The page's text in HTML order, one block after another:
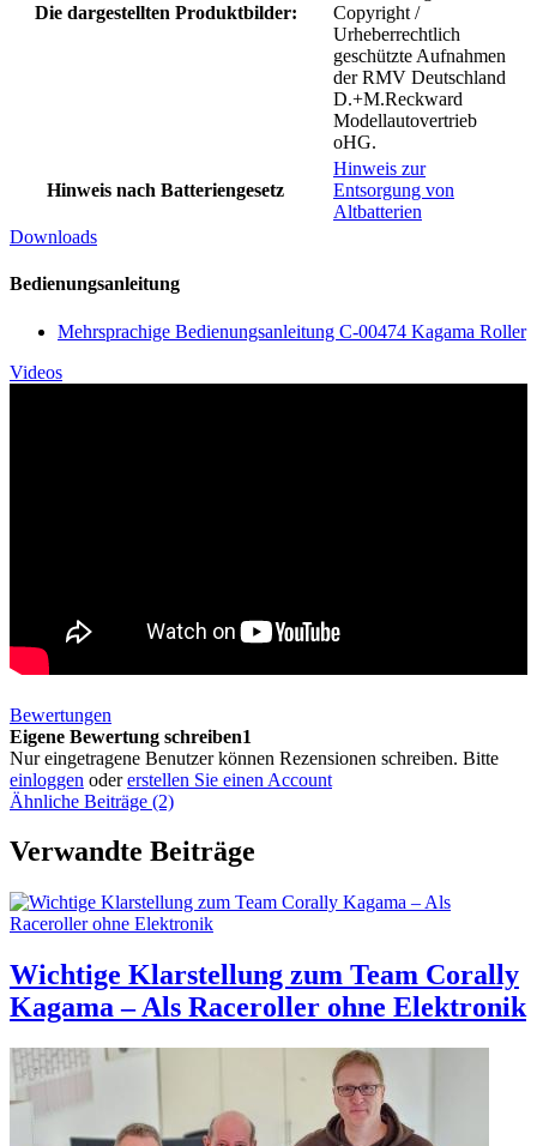
Die dargestellten Produktbilder:
Copyright /
Urheberrechtlich
geschützte Aufnahmen
der RMV Deutschland
D.+M.Reckward
Modellautovertrieb
oHG.
Hinweis nach Batteriengesetz
Hinweis zur
Entsorgung von
Altbatterien
Downloads
Bedienungsanleitung
Mehrsprachige Bedienungsanleitung C-00474 Kagama Roller
Videos
Bewertungen
Eigene Bewertung schreiben1
Nur eingetragene Benutzer können Rezensionen schreiben. Bitte
einloggen odererstellen Sie einen Account
Ähnliche Beiträge (2)
Verwandte Beiträge
Wichtige Klarstellung zum Team Corally
Kagama – Als Raceroller ohne Elektronik